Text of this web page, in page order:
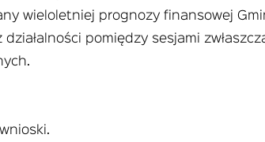
wieloletniej prognozy finansowej
pomiędzy sesjami